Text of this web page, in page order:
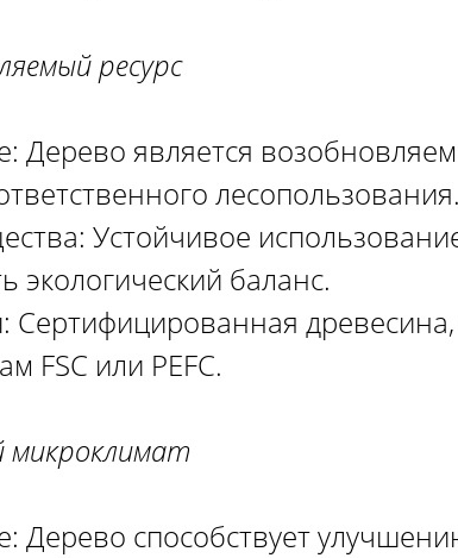
ресурс
Дерево является
лесопользования.
Устойчивое
экологический баланс.
Сертифицированная
FSC или PEFC.
микроклимат
Дерево способствует